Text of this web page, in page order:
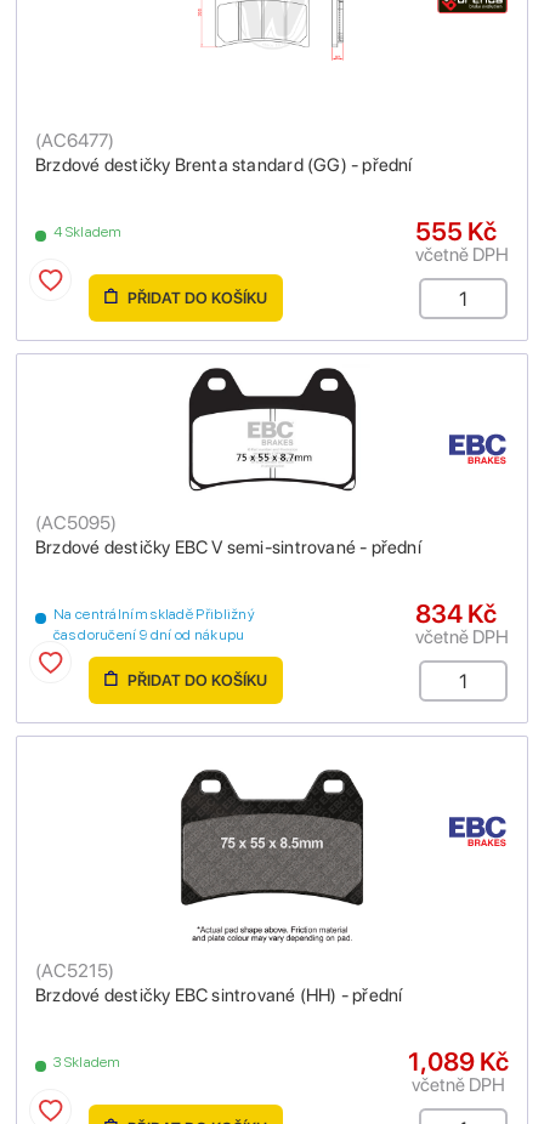
Brzdové destičky Brenta standard (GG) - přední
(AC6477)
4 Skladem 555 Kč
včetně DPH
PŘIDAT DO KOŠÍKU
Brzdové destičky EBC V semi-sintrované - přední
(AC5095)
Na centrálním skladě Přibližný
čas doručení 9 dní od nákupu
834 Kč
včetně DPH
PŘIDAT DO KOŠÍKU
Brzdové destičky EBC sintrované (HH) - přední
(AC5215)
3 Skladem 1,089 Kč
včetně DPH